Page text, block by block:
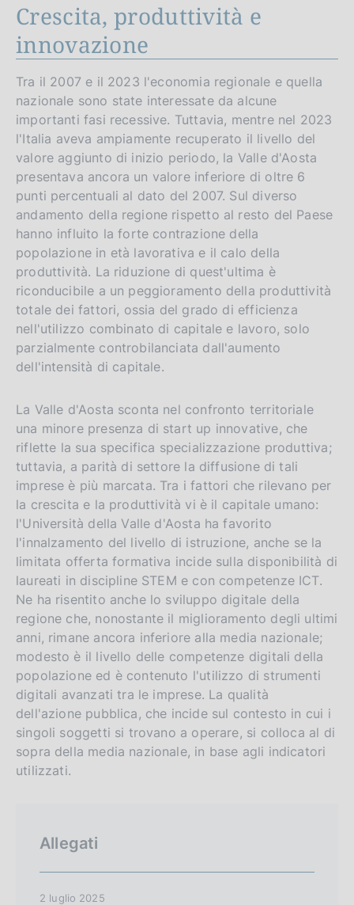
Crescita, produttività e
innovazione
Tra il 2007 e il 2023 l'economia regionale e quella
nazionale sono state interessate da alcune
importanti fasi recessive. Tuttavia, mentre nel 2023
l'Italia aveva ampiamente recuperato il livello del
valore aggiunto di inizio periodo, la Valle d'Aosta
presentava ancora un valore inferiore di oltre 6
punti percentuali al dato del 2007. Sul diverso
andamento della regione rispetto al resto del Paese
hanno influito la forte contrazione della
popolazione in età lavorativa e il calo della
produttività. La riduzione di quest'ultima è
riconducibile a un peggioramento della produttività
totale dei fattori, ossia del grado di efficienza
nell'utilizzo combinato di capitale e lavoro, solo
parzialmente controbilanciata dall'aumento
dell'intensità di capitale.
La Valle d'Aosta sconta nel confronto territoriale
una minore presenza di start up innovative, che
riflette la sua specifica specializzazione produttiva;
tuttavia, a parità di settore la diffusione di tali
imprese è più marcata. Tra i fattori che rilevano per
la crescita e la produttività vi è il capitale umano:
l'Università della Valle d'Aosta ha favorito
l'innalzamento del livello di istruzione, anche se la
limitata offerta formativa incide sulla disponibilità di
laureati in discipline STEM e con competenze ICT.
Ne ha risentito anche lo sviluppo digitale della
regione che, nonostante il miglioramento degli ultimi
anni, rimane ancora inferiore alla media nazionale;
modesto è il livello delle competenze digitali della
popolazione ed è contenuto l'utilizzo di strumenti
digitali avanzati tra le imprese. La qualità
dell'azione pubblica, che incide sul contesto in cui i
singoli soggetti si trovano a operare, si colloca al di
sopra della media nazionale, in base agli indicatori
utilizzati.
Allegati
2 luglio 2025